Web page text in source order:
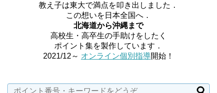
教え子は東大で満点を叩き出しました．
この想いを日本全国へ．
北海道から沖縄まで
高校生・高卒生の手助けをしたく
ポイント集を製作しています．
2021/12～ オンライン個別指導開始！